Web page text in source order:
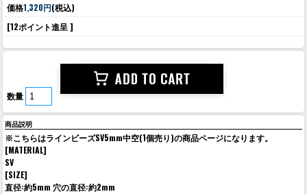
価格1,320円(税込)
[12ポイント進呈 ]
数量
商品説明
※こちらはラインビーズSV5mm中空(1個売り)の商品ページになります。
[MATERIAL]
SV
[SIZE]
直径:約5mm 穴の直径:約2mm